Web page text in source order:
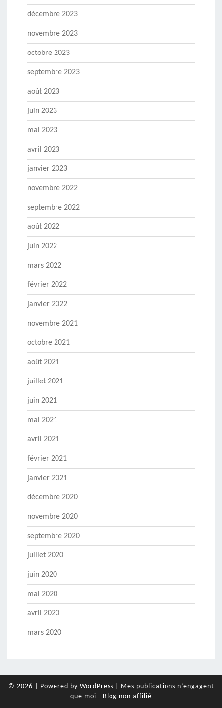
décembre 2023
novembre 2023
octobre 2023
septembre 2023
août 2023
juin 2023
mai 2023
avril 2023
janvier 2023
novembre 2022
septembre 2022
août 2022
juin 2022
mars 2022
février 2022
janvier 2022
novembre 2021
octobre 2021
août 2021
juillet 2021
juin 2021
mai 2021
avril 2021
février 2021
janvier 2021
décembre 2020
novembre 2020
septembre 2020
juillet 2020
juin 2020
mai 2020
avril 2020
mars 2020
© 2026 Powered by WordPress
Mes publications n’engagent
que moi - Blog non affilié